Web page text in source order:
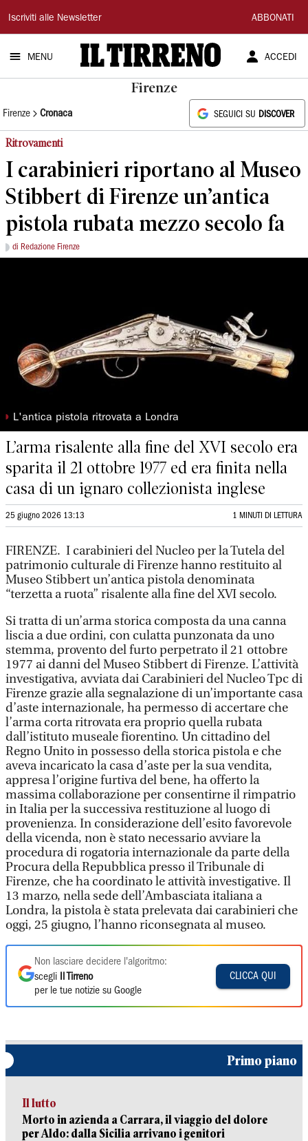
Il
Tirreno
Iscriviti alle Newsletter ABBONATI
MENU ACCEDI
Firenze
Firenze Cronaca SEGUICI SU DISCOVER
Ritrovamenti
I carabinieri riportano al Museo
Stibbert di Firenze un’antica
pistola rubata mezzo secolo fa
di Redazione Firenze
◗ L'antica pistola ritrovata a Londra
L’arma risalente alla fine del XVI secolo era
sparita il 21 ottobre 1977 ed era finita nella
casa di un ignaro collezionista inglese
25 giugno 2026 13:13 1 MINUTI DI LETTURA
FIRENZE. I carabinieri del Nucleo per la Tutela del
patrimonio culturale di Firenze hanno restituito al
Museo Stibbert un’antica pistola denominata
“terzetta a ruota” risalente alla fine del XVI secolo.
Si tratta di un’arma storica composta da una canna
liscia a due ordini, con culatta punzonata da uno
stemma, provento del furto perpetrato il 21 ottobre
1977 ai danni del Museo Stibbert di Firenze. L’attività
investigativa, avviata dai Carabinieri del Nucleo Tpc di
Firenze grazie alla segnalazione di un’importante casa
d’aste internazionale, ha permesso di accertare che
l’arma corta ritrovata era proprio quella rubata
dall’istituto museale fiorentino. Un cittadino del
Regno Unito in possesso della storica pistola e che
aveva incaricato la casa d’aste per la sua vendita,
appresa l’origine furtiva del bene, ha offerto la
massima collaborazione per consentirne il rimpatrio
in Italia per la successiva restituzione al luogo di
provenienza. In considerazione dell’esito favorevole
della vicenda, non è stato necessario avviare la
procedura di rogatoria internazionale da parte della
Procura della Repubblica presso il Tribunale di
Firenze, che ha coordinato le attività investigative. Il
13 marzo, nella sede dell’Ambasciata italiana a
Londra, la pistola è stata prelevata dai carabinieri che
oggi, 25 giugno, l’hanno riconsegnata al museo.
Non lasciare decidere l'algoritmo:
scegli
Il Tirreno
per le tue notizie su Google
CLICCA QUI
Primo piano
Il lutto
Morto in azienda a Carrara, il viaggio del dolore
per Aldo: dalla Sicilia arrivano i genitori